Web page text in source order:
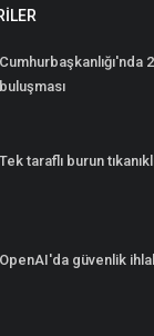
Cumhurbaşkanlığı'nda
buluşması
Tek taraflı burun
OpenAI'da güvenlik